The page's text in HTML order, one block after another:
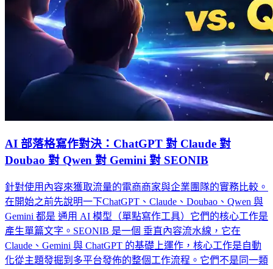
AI 部落格寫作對決：ChatGPT 對 Claude 對
Doubao 對 Qwen 對 Gemini 對 SEONIB
針對使用內容來獲取流量的電商商家與企業團隊的實務比較。
在開始之前先說明一下ChatGPT、Claude、Doubao、Qwen 與
Gemini 都是 通用 AI 模型（單點寫作工具）它們的核心工作是
產生單篇文字。SEONIB 是一個 垂直內容流水線，它在
Claude、Gemini 與 ChatGPT 的基礎上運作，核心工作是自動
化從主題發掘到多平台發佈的整個工作流程。它們不是同一類